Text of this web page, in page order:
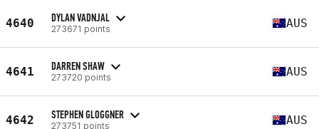
4640 DYLAN VADNJAL
273671 points AUS
4641 DARREN SHAW
273720 points AUS
4642 STEPHEN GLOGGNER
273751 points AUS